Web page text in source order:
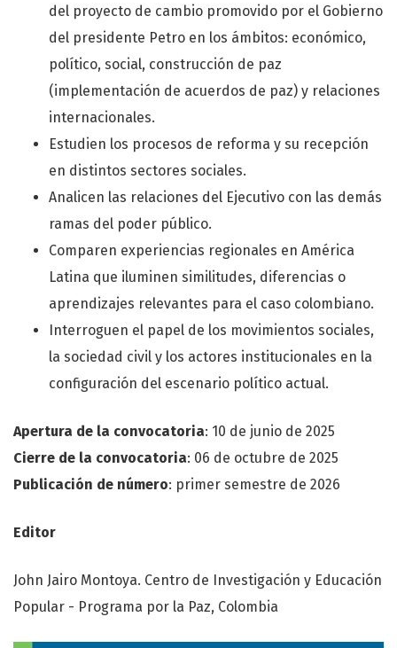
del proyecto de cambio promovido por el Gobierno
del presidente Petro en los ámbitos: económico,
político, social, construcción de paz
(implementación de acuerdos de paz) y relaciones
internacionales.
Estudien los procesos de reforma y su recepción
en distintos sectores sociales.
Analicen las relaciones del Ejecutivo con las demás
ramas del poder público.
Comparen experiencias regionales en América
Latina que iluminen similitudes, diferencias o
aprendizajes relevantes para el caso colombiano.
Interroguen el papel de los movimientos sociales,
la sociedad civil y los actores institucionales en la
configuración del escenario político actual.
Apertura de la convocatoria: 10 de junio de 2025
Cierre de la convocatoria: 06 de octubre de 2025
Publicación de número: primer semestre de 2026
Editor
John Jairo Montoya. Centro de Investigación y Educación
Popular - Programa por la Paz, Colombia